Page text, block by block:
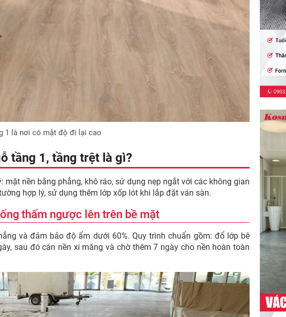
1 là nơi có mật độ đi lại cao
tầng 1, tầng trệt là gì?
nền bằng phẳng, khô ráo, sử dụng nẹp ngắt với các không gian
hợp lý, sử dụng thêm lớp xốp lót khi lắp đặt ván sàn.
thấm ngược lên trên bề mặt
và đảm bảo độ ẩm dưới 60%. Quy trình chuẩn gồm: đổ lớp bê
sau đó cán nền xi măng và chờ thêm 7 ngày cho nền hoàn toàn